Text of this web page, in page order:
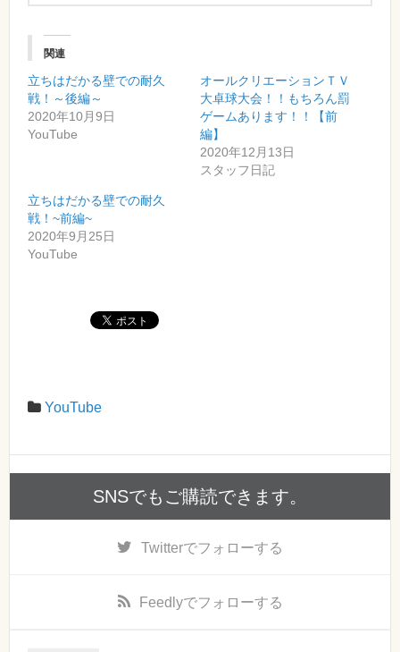
関連
立ちはだかる壁での耐久
戦！～後編～
2020年10月9日
YouTube
オールクリエーションＴＶ
大卓球大会！！もちろん罰
ゲームあります！！【前
編】
2020年12月13日
スタッフ日記
立ちはだかる壁での耐久
戦！~前編~
2020年9月25日
YouTube
YouTube
SNSでもご購読できます。
Twitterでフォローする
Feedlyでフォローする